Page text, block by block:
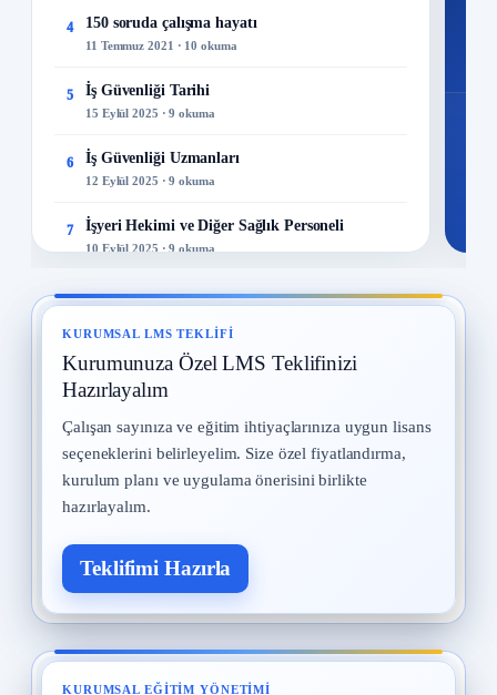
4 150 soruda çalışma hayatı
11 Temmuz 2021 · 10 okuma
5 İş Güvenliği Tarihi
15 Eylül 2025 · 9 okuma
6 İş Güvenliği Uzmanları
12 Eylül 2025 · 9 okuma
7 İşyeri Hekimi ve Diğer Sağlık Personeli
10 Eylül 2025 · 9 okuma
8 Yangın ve Gazlar
9 Meslek Hastalıkları
28 Temmuz 2025 · 9 okuma
10 Kadın Çalışanların Çalıştırılması
2 Eylül 2025 · 8 okuma
KURUMSAL LMS TEKLIFI
Kurumunuza Özel LMS Teklifinizi
Hazırlayalım
Çalışan sayınıza ve eğitim ihtiyaçlarınıza uygun lisans
seçeneklerini belirleyelim. Size özel fiyatlandırma,
kurulum planı ve uygulama önerisini birlikte
hazırlayalım.
Teklifimi Hazırla
KURUMSAL EĞITIM YÖNETIMI